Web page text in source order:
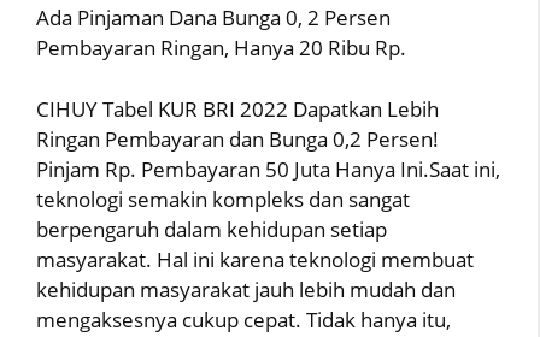
Ada Pinjaman Dana Bunga 0, 2 Persen
Pembayaran Ringan, Hanya 20 Ribu Rp.
CIHUY Tabel KUR BRI 2022 Dapatkan Lebih
Ringan Pembayaran dan Bunga 0,2 Persen!
Pinjam Rp. Pembayaran 50 Juta Hanya Ini.Saat ini,
teknologi semakin kompleks dan sangat
berpengaruh dalam kehidupan setiap
masyarakat. Hal ini karena teknologi membuat
kehidupan masyarakat jauh lebih mudah dan
mengaksesnya cukup cepat. Tidak hanya itu,